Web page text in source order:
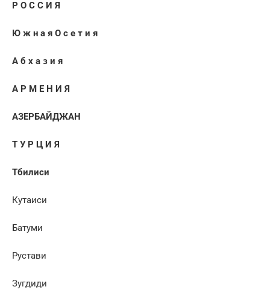
Р О С С И Я
Ю ж н а я О с е т и я
А б х а з и я
А Р М Е Н И Я
АЗЕРБАЙДЖАН
Т У Р Ц И Я
Тбилиси
Кутаиси
Батуми
Рустави
Зугдиди